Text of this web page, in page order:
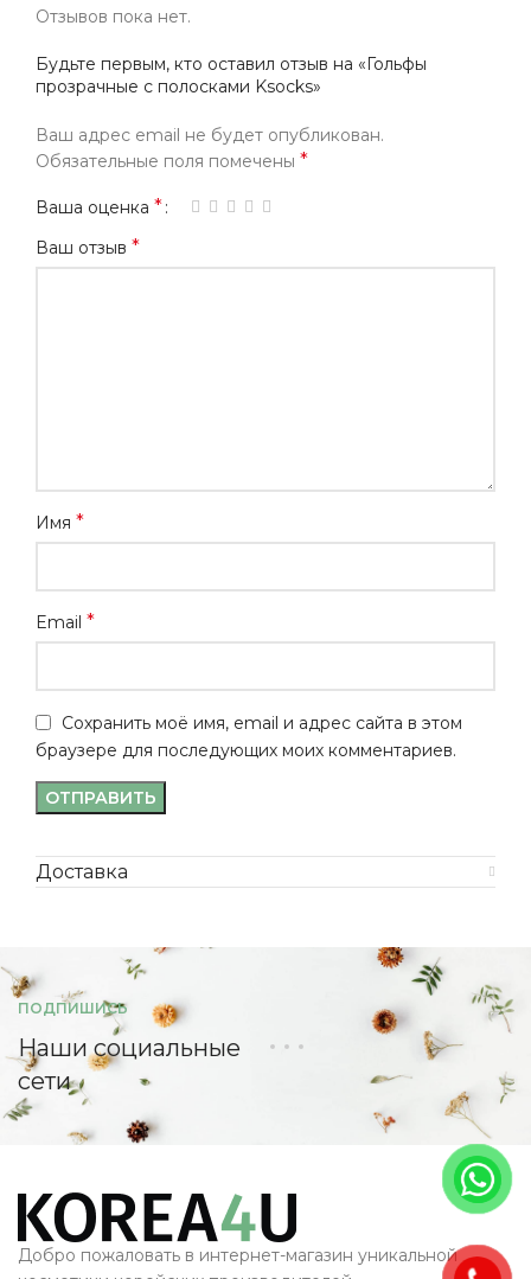
Отзывов пока нет.
Будьте первым, кто оставил отзыв на «Гольфы
прозрачные с полосками Ksocks»
Ваш адрес email не будет опубликован.
Обязательные поля помечены *
Ваша оценка *
Ваш отзыв *
Имя *
Email *
Сохранить моё имя, email и адрес сайта в этом
браузере для последующих моих комментариев.
Доставка
ПОДПИШИСЬ
Наши социальные
сети
Добро пожаловать в интернет-магазин уникальной